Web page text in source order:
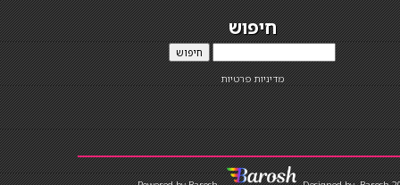
חיפוש
חיפוש
מדיניות פרטיות